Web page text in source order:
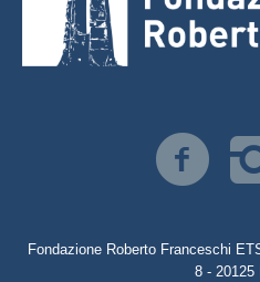
Fondazione Roberto Franceschi
8 - 20125